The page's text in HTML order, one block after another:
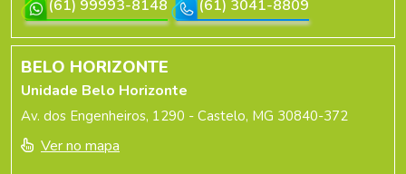
(61) 99993-8148
(61) 3041-8809
BELO HORIZONTE
Unidade Belo Horizonte
Av. dos Engenheiros, 1290 - Castelo, MG 30840-372
Ver no mapa